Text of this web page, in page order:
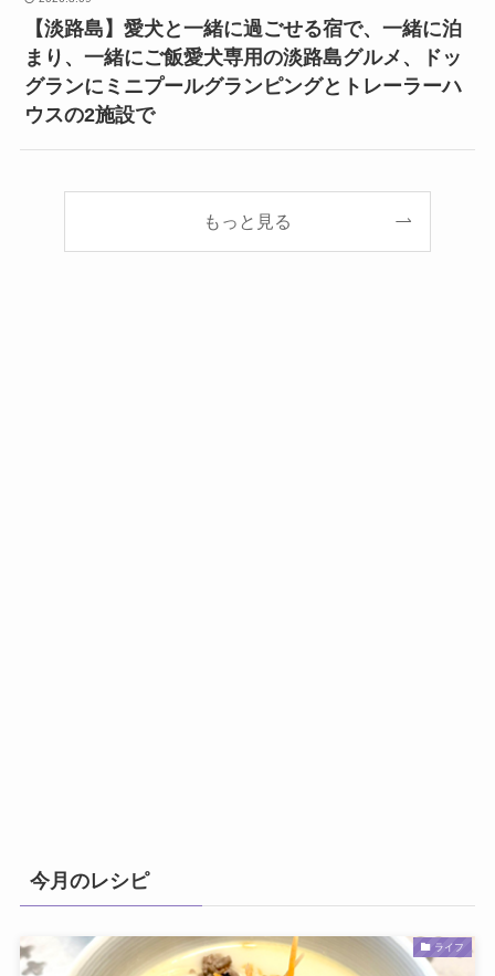
【淡路島】愛犬と一緒に過ごせる宿で、一緒に泊
まり、一緒にご飯愛犬専用の淡路島グルメ、ドッ
グランにミニプールグランピングとトレーラーハ
ウスの2施設で
もっと見る
今月のレシピ
ライフ